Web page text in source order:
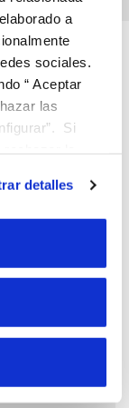
a
sociales.
“ Aceptar
las
Si
funcione y que
consultar
detalles